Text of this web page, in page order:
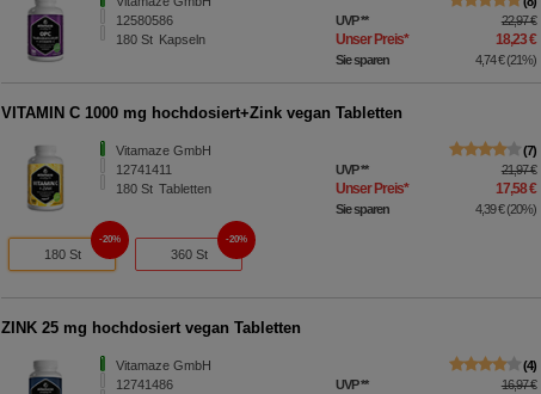
12580586
180St Kapseln
UVP** 22,97 €
Unser Preis* 18,23 €
Sie sparen 4,74 €(21%)
VITAMIN C 1000 mg hochdosiert+Zink vegan Tabletten
Vitamaze GmbH
12741411
180St Tabletten
7
UVP** 21,97 €
Unser Preis* 17,58 €
Sie sparen 4,39 €(20%)
180 St
20%
360 St
20%
ZINK 25 mg hochdosiert vegan Tabletten
Vitamaze GmbH
12741486
4
UVP** 16,97 €